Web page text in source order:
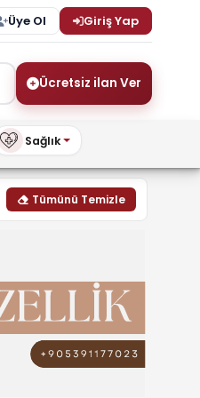
Üye Ol Giriş Yap
Ücretsiz ilan Ver
Sağlık
&
Tümünü Temizle